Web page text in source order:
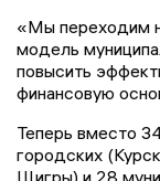
«Мы переходим
модель
повысить
финансовую
Теперь вместо
городских